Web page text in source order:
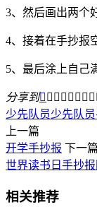
3、然后画出两个
4、接着在手抄报
5、最后涂上自己
分享到       
少先队员少先队
上一篇
开学手抄报 下一篇
世界读书日手抄
相关推荐